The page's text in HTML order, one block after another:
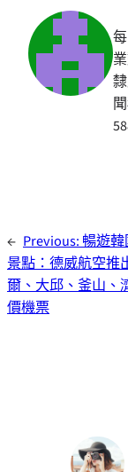
← Previous: 暢遊
景點：德威航空推
爾、大邱、釜山、
價機票